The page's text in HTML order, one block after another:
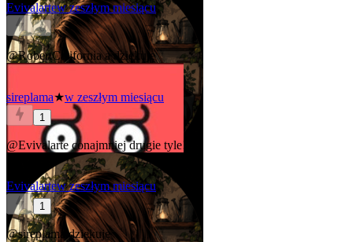
Evivalartew zeszłym miesiącu
0
@RobertCaliforniaa dziękuję
sireplama★w zeszłym miesiącu
1
@Evivalarte conajmniej drugie tyle!
Evivalartew zeszłym miesiącu
1
@sireplama dziękuję